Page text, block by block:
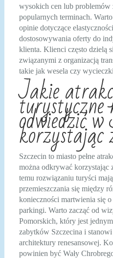
wysokich cen lub problemów
popularnych terminach.
opinie dotyczące
dostosowywania oferty do
klienta. Klienci często dzielą
związanymi z organizacją
takie jak wesela czy
Jakie
turystyczne
odwiedzić
korzystając
Szczecin to miasto pełne
można odkrywać korzystając
temu rozwiązaniu turyści
przemieszczania się między
konieczności martwienia się
parkingi. Warto zacząć od
Pomorskich, który jest
zabytków Szczecina i stanowi
architektury renesansowej.
powinien być Wały